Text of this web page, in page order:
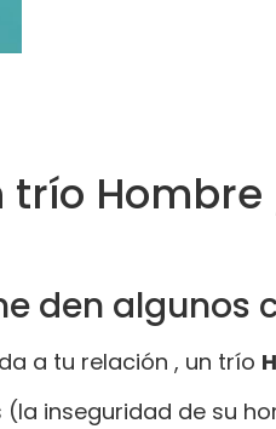
den algunos
a tu relación , un trío
inseguridad de su